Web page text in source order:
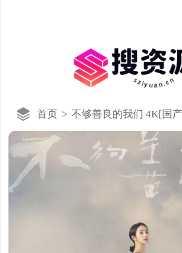
首页 > 不够善良的我们 4K[国